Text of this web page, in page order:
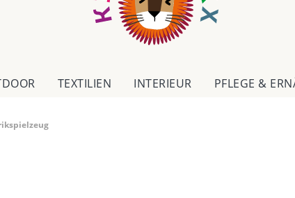
TEXTILIEN IN­TE­RI­EUR PFLEGE &